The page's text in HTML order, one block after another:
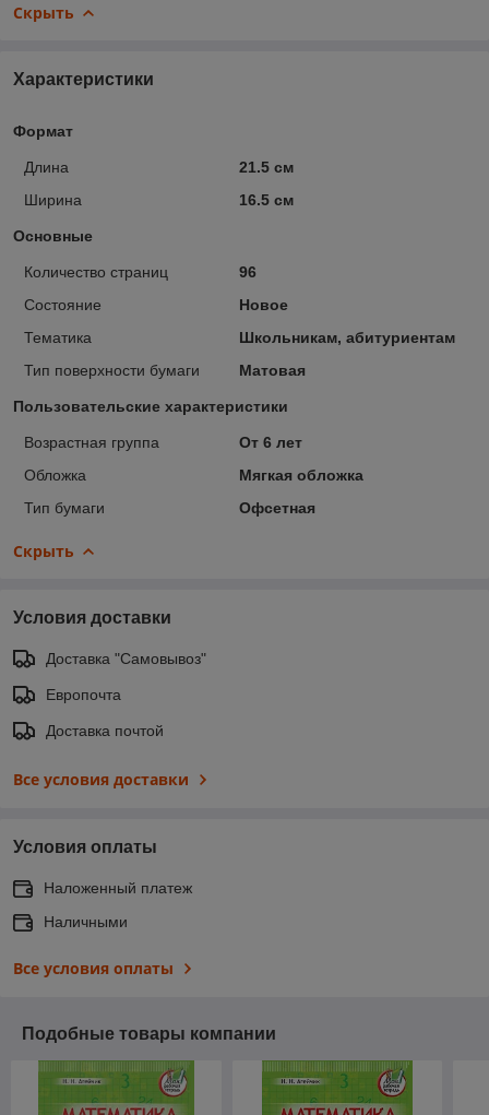
Скрыть
Характеристики
Формат
Длина
21.5 см
Ширина
16.5 см
Основные
Количество страниц
96
Состояние
Новое
Тематика
Школьникам, абитуриентам
Тип поверхности бумаги
Матовая
Пользовательские характеристики
Возрастная группа
От 6 лет
Обложка
Мягкая обложка
Тип бумаги
Офсетная
Скрыть
Условия доставки
Доставка "Самовывоз"
Европочта
Доставка почтой
Все условия доставки
Условия оплаты
Наложенный платеж
Наличными
Все условия оплаты
Подобные товары компании